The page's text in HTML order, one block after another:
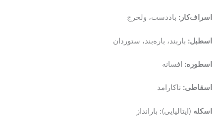
اسراف‌کار: باددست، ولخرج
اسطبل: باربند، باره‌بند، ستوردان
اسطوره: افسانه
اسقاطی: ناکارامد
اسکله (ایتالیایی): بارانداز